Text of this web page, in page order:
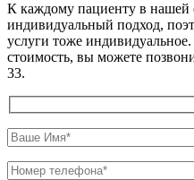
К каждому пациенту в нашей
индивидуальный подход,
услуги тоже
стоимость, вы можете
33.